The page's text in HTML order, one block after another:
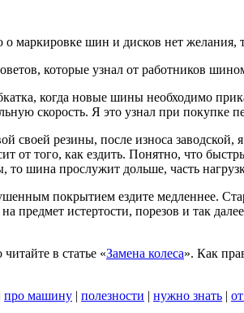
маркировке шин и дисков нет желания,
которые узнал от работников
когда новые шины необходимо
скорость. Я это узнал при
своей резины, после износа заводской,
от того, как ездить. Понятно, что
то шина прослужит дольше, часть
покрытием ездите медленнее.
предмет истертости, порезов и так
в статье «Замена колеса». Как
про машину | полезности | нужно знать |